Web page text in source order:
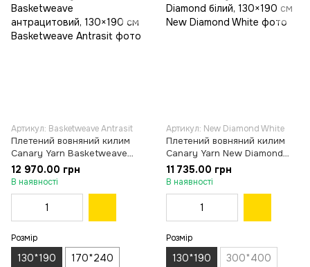
Артикул: Basketweave Antrasit
Плетений вовняний килим
Canary Yarn Basketweave
антрацитовий, 130×190 см
12 970.00 грн
В наявності
Розмір
130*190
170*240
Артикул: New Diamond White
Плетений вовняний килим
Canary Yarn New Diamond
білий, 130×190 см
11 735.00 грн
В наявності
Розмір
130*190 300*400